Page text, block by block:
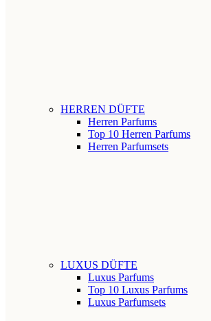
HERREN DÜFTE
Herren Parfums
Top 10 Herren Parfums
Herren Parfumsets
LUXUS DÜFTE
Luxus Parfums
Top 10 Luxus Parfums
Luxus Parfumsets